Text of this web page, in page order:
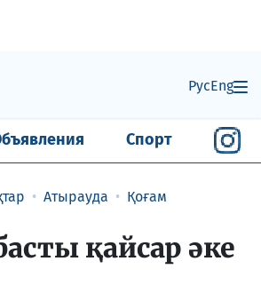
РусEng
Спорт
Атырауда Қоғам
қайсар әке